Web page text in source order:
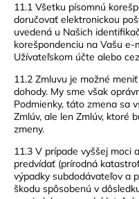
11.1 Všetku písomnú
doručovať elektronickou
uvedená u Našich
korešpondenciu na Vašu
Užívateľskom účte alebo
11.2 Zmluvu je možné
dohody. My sme však
Podmienky, táto zmena sa
Zmlúv, ale len Zmlúv, ktoré
zmeny.
11.3 V prípade vyššej moci
predvídať (prírodná
výpadky subdodávateľov a
škodu spôsobenú v